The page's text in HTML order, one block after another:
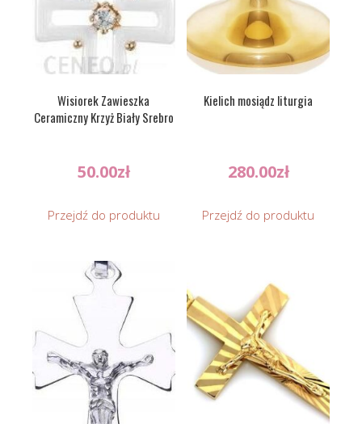
Wisiorek Zawieszka
Ceramiczny Krzyż Biały Srebro
50.00zł
Przejdź do produktu
Kielich mosiądz liturgia
280.00zł
Przejdź do produktu